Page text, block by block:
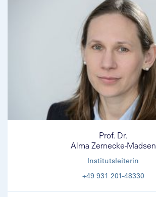
Prof. Dr.
Alma Zernecke-Madsen
Institutsleiterin
+49 931 201-48330